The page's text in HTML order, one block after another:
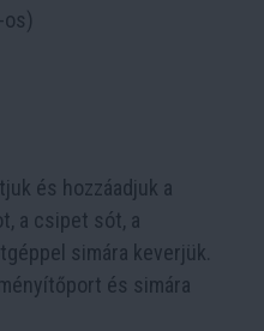
os)
és hozzáadjuk a
a csipet sót, a
simára keverjük.
és simára